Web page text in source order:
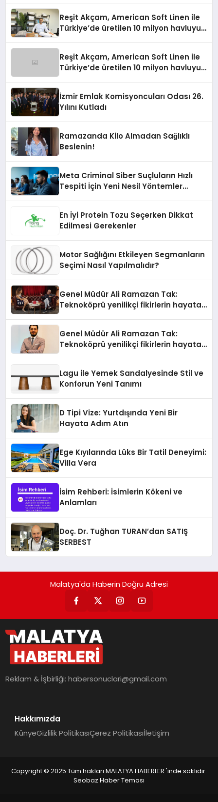
Reşit Akçam, American Soft Linen ile
Türkiye’de üretilen 10 milyon havluyu
Reşit Akçam, American Soft Linen ile
Türkiye’de üretilen 10 milyon havluyu
İzmir Emlak Komisyoncuları Odası 26.
Yılını Kutladı
Ramazanda Kilo Almadan Sağlıklı
Beslenin!
Meta Criminal Siber Suçluların Hızlı
Tespiti İçin Yeni Nesil Yöntemler
En İyi Protein Tozu Seçerken Dikkat
Edilmesi Gerekenler
Motor Sağlığını Etkileyen Segmanların
Seçimi Nasıl Yapılmalıdır?
Genel Müdür Ali Ramazan Tak:
Teknoköprü yenilikçi fikirlerin hayata
Genel Müdür Ali Ramazan Tak:
Teknoköprü yenilikçi fikirlerin hayata
Lagu ile Yemek Sandalyesinde Stil ve
Konforun Yeni Tanımı
D Tipi Vize: Yurtdışında Yeni Bir
Hayata Adım Atın
Ege Kıyılarında Lüks Bir Tatil Deneyimi:
Villa Vera
İsim Rehberi: İsimlerin Kökeni ve
Anlamları
Doç. Dr. Tuğhan TURAN’dan SATIŞ
SERBEST
Malatya'da Haberin Doğru Adresi
Reklam & İşbirliği:habersonuclari@gmail.com
Hakkımızda
KünyeGizlilik PolitikasıÇerez Politikasıİletişim
Copyright © 2025 Tüm hakları MALATYA HABERLER 'inde saklıdır.
Seobaz Haber Teması